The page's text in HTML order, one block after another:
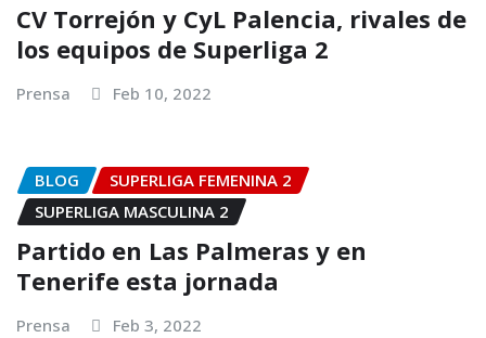
CV Torrejón y CyL Palencia, rivales de
los equipos de Superliga 2
Prensa Feb 10, 2022
BLOG
SUPERLIGA FEMENINA 2
SUPERLIGA MASCULINA 2
Partido en Las Palmeras y en
Tenerife esta jornada
Prensa Feb 3, 2022